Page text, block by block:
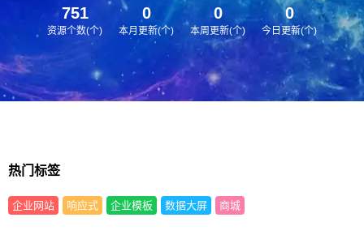
751
资源个数(个)
0
本月更新(个)
0
本周更新(个)
0
今日更新(个)
热门标签
企业网站 响应式 企业模板 数据大屏 商城